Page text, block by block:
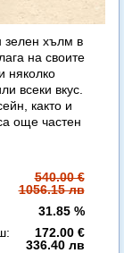
зелен хълм в
на своите
няколко
всеки вкус.
както и
още частен
540.00 €
1056.15 лв
31.85 %
172.00 €
336.40 лв